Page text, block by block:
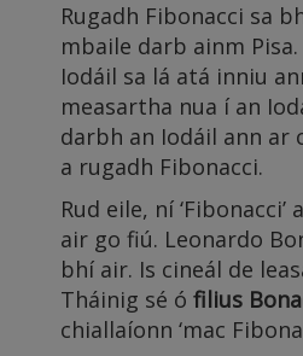
Rugadh Fibonacci sa
mbaile darb ainm
Iodáil sa lá atá inniu
measartha nua í an
darbh an Iodáil ann
a rugadh Fibonacci.
Rud eile, ní
air go fiú. Leonardo
bhí air. Is cineál de
Tháinig sé ó filius
chiallaíonn ‘mac